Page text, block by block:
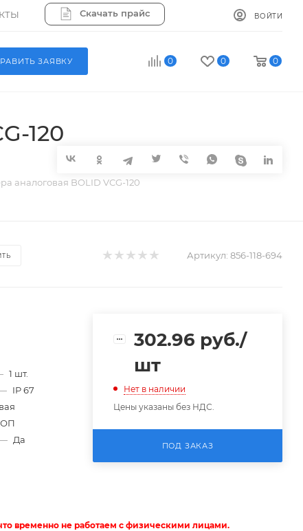
Скачать прайс ВОЙТИ
0 0 0
ЗАЯВКУ
120
аналоговая BOLID VCG-120
Артикул: 856-118-694
1 шт.
IP 67
Да
302.96 руб./
шт
Нет в наличии
Цены указаны без НДС.
ПОД ЗАКАЗ
временно не работаем с физическими лицами.